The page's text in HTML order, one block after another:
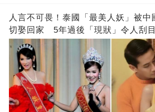
人言不可畏！泰國「最美人妖」被中
切娶回家 5年過後「現狀」令人刮